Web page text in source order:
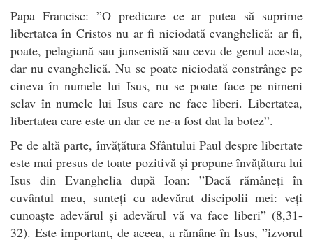
Papa Francisc: ”O predicare ce ar putea să suprime
libertatea în Cristos nu ar fi niciodată evanghelică: ar fi,
poate, pelagiană sau jansenistă sau ceva de genul acesta,
dar nu evanghelică. Nu se poate niciodată constrânge pe
cineva în numele lui Isus, nu se poate face pe nimeni
sclav în numele lui Isus care ne face liberi. Libertatea,
libertatea care este un dar ce ne-a fost dat la botez”.
Pe de altă parte, învățătura Sfântului Paul despre libertate
este mai presus de toate pozitivă și propune învățătura lui
Isus din Evanghelia după Ioan: ”Dacă rămâneți în
cuvântul meu, sunteți cu adevărat discipolii mei: veți
cunoaște adevărul și adevărul vă va face liberi” (8,31-
32). Este important, de aceea, a rămâne în Isus, ”izvorul